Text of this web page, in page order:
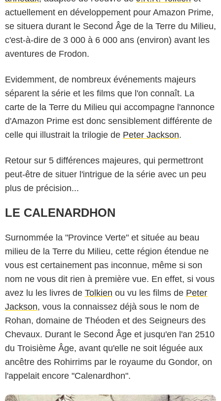
actuellement en développement pour Amazon Prime,
se situera durant le Second Âge de la Terre du Milieu,
c'est-à-dire de 3 000 à 6 000 ans (environ) avant les
aventures de Frodon.
Evidemment, de nombreux événements majeurs
séparent la série et les films que l'on connaît. La
carte de la Terre du Milieu qui accompagne l'annonce
d'Amazon Prime est donc sensiblement différente de
celle qui illustrait la trilogie de Peter Jackson.
Retour sur 5 différences majeures, qui permettront
peut-être de situer l'intrigue de la série avec un peu
plus de précision...
LE CALENARDHON
Surnommée la "Province Verte" et située au beau
milieu de la Terre du Milieu, cette région étendue ne
vous est certainement pas inconnue, même si son
nom ne vous dit rien à première vue. En effet, si vous
avez lu les livres de Tolkien ou vu les films de Peter
Jackson, vous la connaissez déjà sous le nom de
Rohan, domaine de Théoden et des Seigneurs des
Chevaux. Durant le Second Âge et jusqu'en l'an 2510
du Troisième Âge, avant qu'elle ne soit léguée aux
ancêtre des Rohirrims par le royaume du Gondor, on
l'appelait encore "Calenardhon".